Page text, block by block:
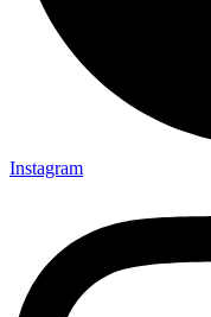
Instagram